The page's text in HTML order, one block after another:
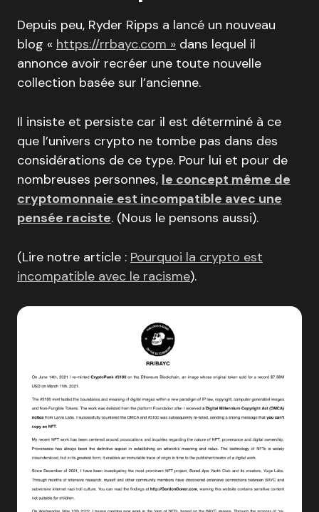
Depuis peu, Ryder Ripps a lancé un nouveau
blog « https://rrbayc.com » dans lequel il
annonce avoir recréer une toute nouvelle
collection basée sur l’ancienne.
Il insiste et persiste car il est déterminé à ce
que l’univers crypto ne tombe pas dans des
considérations de ce type. Pour lui et pour de
nombreuses personnes, le concept même de
cryptomonnaie est incompatible avec une
pensée raciste. (Nous le pensons aussi).
(Lire notre article : Pourquoi la crypto est
incompatible avec le racisme).